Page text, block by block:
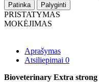
Patinka
Palyginti
PRISTATYMAS
MOKĖJIMAS
Aprašymas
Atsiliepimai 0
Bioveterinary Extra strong